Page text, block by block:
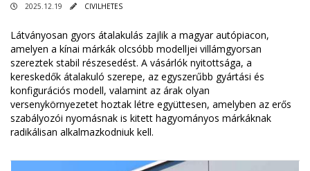
2025.12.19 CIVILHETES
Látványosan gyors átalakulás zajlik a magyar autópiacon,
amelyen a kínai márkák olcsóbb modelljei villámgyorsan
szereztek stabil részesedést. A vásárlók nyitottsága, a
kereskedők átalakuló szerepe, az egyszerűbb gyártási és
konfigurációs modell, valamint az árak olyan
versenykörnyezetet hoztak létre együttesen, amelyben az erős
szabályozói nyomásnak is kitett hagyományos márkáknak
radikálisan alkalmazkodniuk kell.